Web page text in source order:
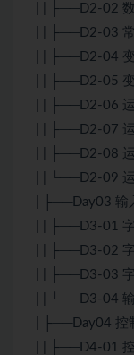
| | ├──D2-02
| | ├──D2-03
| | ├──D2-04
| | ├──D2-05
| | ├──D2-06
| | ├──D2-07
| | ├──D2-08
| | └──D2-09
| ├──Day03 输
| | ├──D3-01
| | ├──D3-02
| | ├──D3-03
| | └──D3-04
| ├──Day04 控
| | ├──D4-01